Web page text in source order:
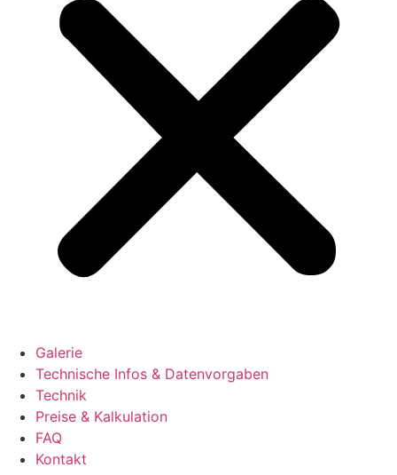
Galerie
Technische Infos & Datenvorgaben
Technik
Preise & Kalkulation
FAQ
Kontakt